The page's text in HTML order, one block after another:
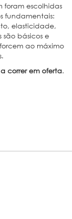
foram escolhidas
fundamentais:
elasticidade,
básicos e
ao máximo
correr em oferta.